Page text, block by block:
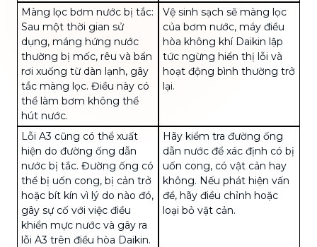
Màng lọc bơm nước bị tắc:
Sau một thời gian sử
dụng, máng hứng nước
thường bị mốc, rêu và bẩn
rơi xuống từ dàn lạnh, gây
tắc màng lọc. Điều này có
thể làm bơm không thể
hút nước.
Vệ sinh sạch sẽ màng lọc
của bơm nước, máy điều
hòa không khí Daikin lập
tức ngừng hiển thị lỗi và
hoạt động bình thường trở
lại.
Lỗi A3 cũng có thể xuất
hiện do đường ống dẫn
nước bị tắc. Đường ống có
thể bị uốn cong, bị cản trở
hoặc bít kín vì lý do nào đó,
gây sự cố với việc điều
khiển mực nước và gây ra
lỗi A3 trên điều hòa Daikin.
Hãy kiểm tra đường ống
dẫn nước để xác định có bị
uốn cong, có vật cản hay
không. Nếu phát hiện vấn
đề, hãy điều chỉnh hoặc
loại bỏ vật cản.